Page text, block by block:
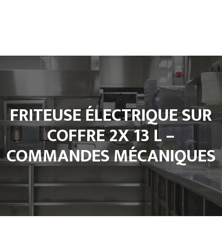
L’entreprise
Froid et Cuisine Pro
Matériels de cuisine professionnel
Notre Boutique
Contact
FRITEUSE ÉLECTRIQUE SUR
COFFRE 2X 13 L –
COMMANDES MÉCANIQUES